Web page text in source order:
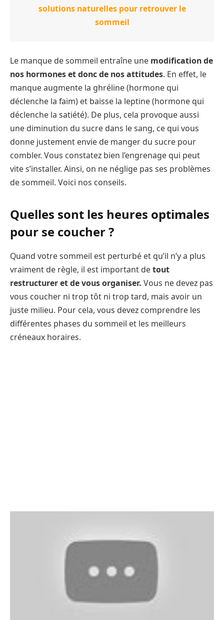
solutions naturelles pour retrouver le
sommeil
Le manque de sommeil entraîne une modification de
nos hormones et donc de nos attitudes. En effet, le
manque augmente la ghréline (hormone qui
déclenche la faim) et baisse la leptine (hormone qui
déclenche la satiété). De plus, cela provoque aussi
une diminution du sucre dans le sang, ce qui vous
donne justement envie de manger du sucre pour
combler. Vous constatez bien l’engrenage qui peut
vite s’installer. Ainsi, on ne néglige pas ses problèmes
de sommeil. Voici nos conseils.
Quelles sont les heures optimales
pour se coucher ?
Quand votre sommeil est perturbé et qu’il n’y a plus
vraiment de règle, il est important detout
restructurer et de vous organiser. Vous ne devez pas
vous coucher ni trop tôt ni trop tard, mais avoir un
juste milieu. Pour cela, vous devez comprendre les
différentes phases du sommeil et les meilleurs
créneaux horaires.